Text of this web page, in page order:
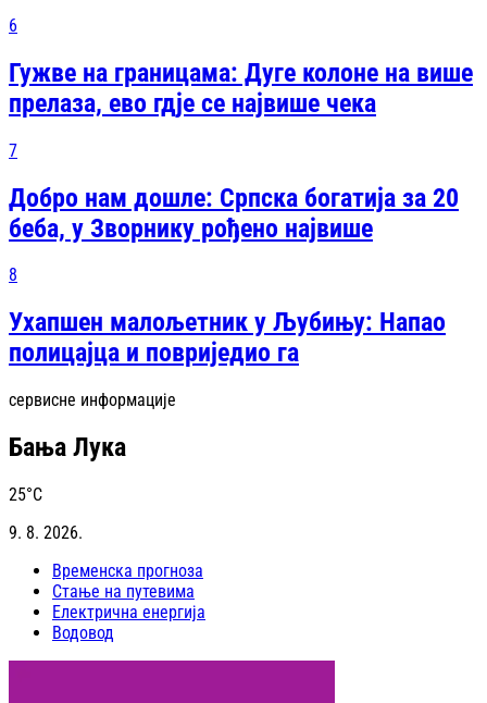
6
Гужве на границама: Дуге колоне на више
прелаза, ево гдје се највише чека
7
Добро нам дошле: Српска богатија за 20
беба, у Зворнику рођено највише
8
Ухапшен малољетник у Љубињу: Напао
полицајца и повриједио га
сервисне информације
Бања Лука
25°C
9. 8. 2026.
Временска прогноза
Стање на путевима
Електрична енергија
Водовод